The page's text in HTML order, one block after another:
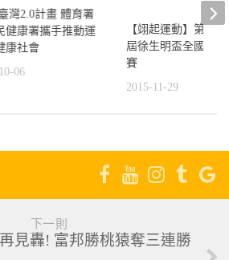
灣2.0計畫 體育署
健康署攜手推動運
康社會
06
【翊起運動】第41
屆徐生明盃全國少
賽
2015-11-29
下一則
見轟! 富邦勝桃猿奪三連勝